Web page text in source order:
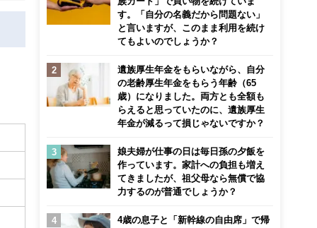
す。「自分の名義だから問題ない」
と言いますが、このまま利用を続け
てもよいのでしょうか？
遺族厚生年金をもらいながら、自分
の老齢厚生年金をもらう年齢（65
歳）になりました。両方とも全額も
らえると思っていたのに、遺族厚生
年金が減るって損じゃないですか？
娘夫婦が仕事の日は毎日孫の夕飯を
作っています。家計への負担も増え
てきましたが、祖父母なら無償で協
力するのが普通でしょうか？
4歳の息子と「新幹線の自由席」で帰